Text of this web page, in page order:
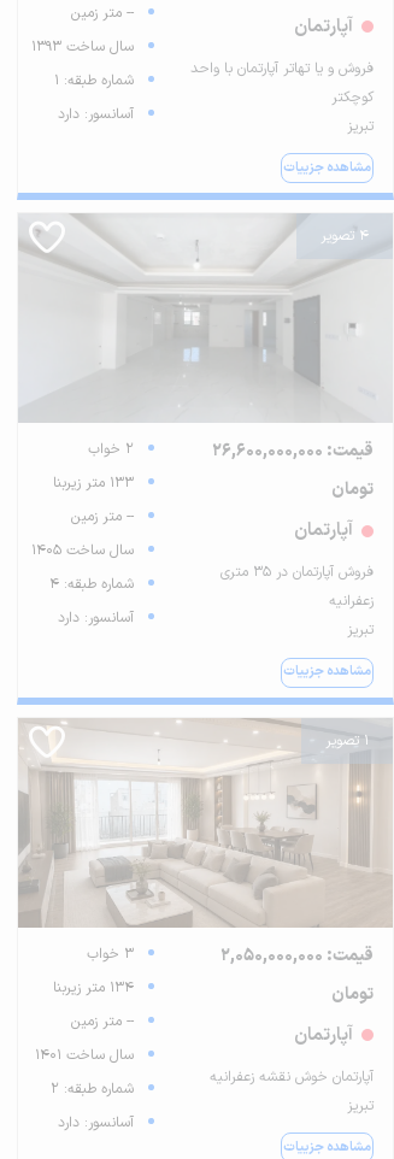
آپارتمان
فروش و یا تهاتر آپارتمان با واحد
کوچکتر
تبریز
مشاهده جزییات
-- متر زمین
سال ساخت 1393
شماره طبقه: 1
آسانسور: دارد
4 تصویر
قیمت: 26,600,000,000
تومان
آپارتمان
فروش آپارتمان در ۳۵ متری
زعفرانیه
تبریز
مشاهده جزییات
2 خواب
133 متر زیربنا
-- متر زمین
سال ساخت 1405
شماره طبقه: 4
آسانسور: دارد
1 تصویر
قیمت: 2,050,000,000
تومان
آپارتمان
آپارتمان خوش نقشه زعفرانیه
تبریز
مشاهده جزییات
3 خواب
134 متر زیربنا
-- متر زمین
سال ساخت 1401
شماره طبقه: 2
آسانسور: دارد